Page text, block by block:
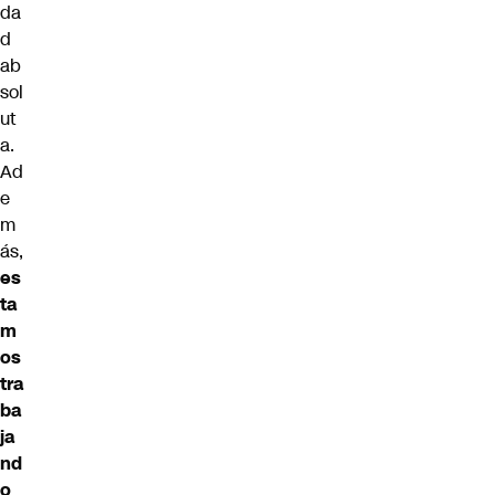
da
d
ab
sol
ut
a.
Ad
e
m
ás,
es
ta
m
os
tra
ba
ja
nd
o